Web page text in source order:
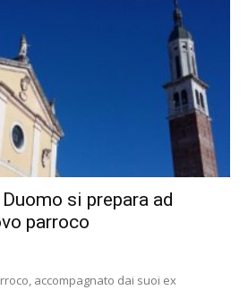
si prepara ad
parroco
accompagnato dai suoi ex